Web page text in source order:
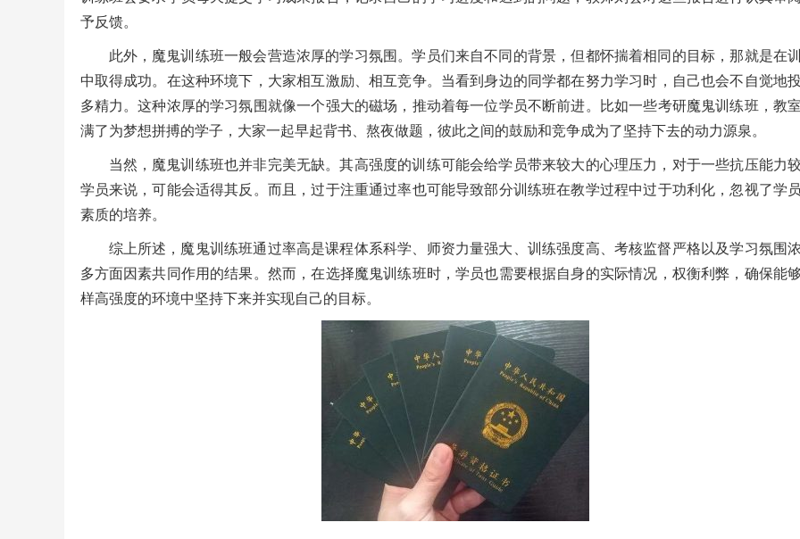
予反馈。
此外，魔鬼训练班一般会营造浓厚的学习氛围。学员们来自不同的背景，但都怀揣着相同的目标，那就是在
中取得成功。在这种环境下，大家相互激励、相互竞争。当看到身边的同学都在努力学习时，自己也会不自觉地
多精力。这种浓厚的学习氛围就像一个强大的磁场，推动着每一位学员不断前进。比如一些考研魔鬼训练班，教
满了为梦想拼搏的学子，大家一起早起背书、熬夜做题，彼此之间的鼓励和竞争成为了坚持下去的动力源泉。
当然，魔鬼训练班也并非完美无缺。其高强度的训练可能会给学员带来较大的心理压力，对于一些抗压能力
学员来说，可能会适得其反。而且，过于注重通过率也可能导致部分训练班在教学过程中过于功利化，忽视了学
素质的培养。
综上所述，魔鬼训练班通过率高是课程体系科学、师资力量强大、训练强度高、考核监督严格以及学习氛围
多方面因素共同作用的结果。然而，在选择魔鬼训练班时，学员也需要根据自身的实际情况，权衡利弊，确保能
样高强度的环境中坚持下来并实现自己的目标。